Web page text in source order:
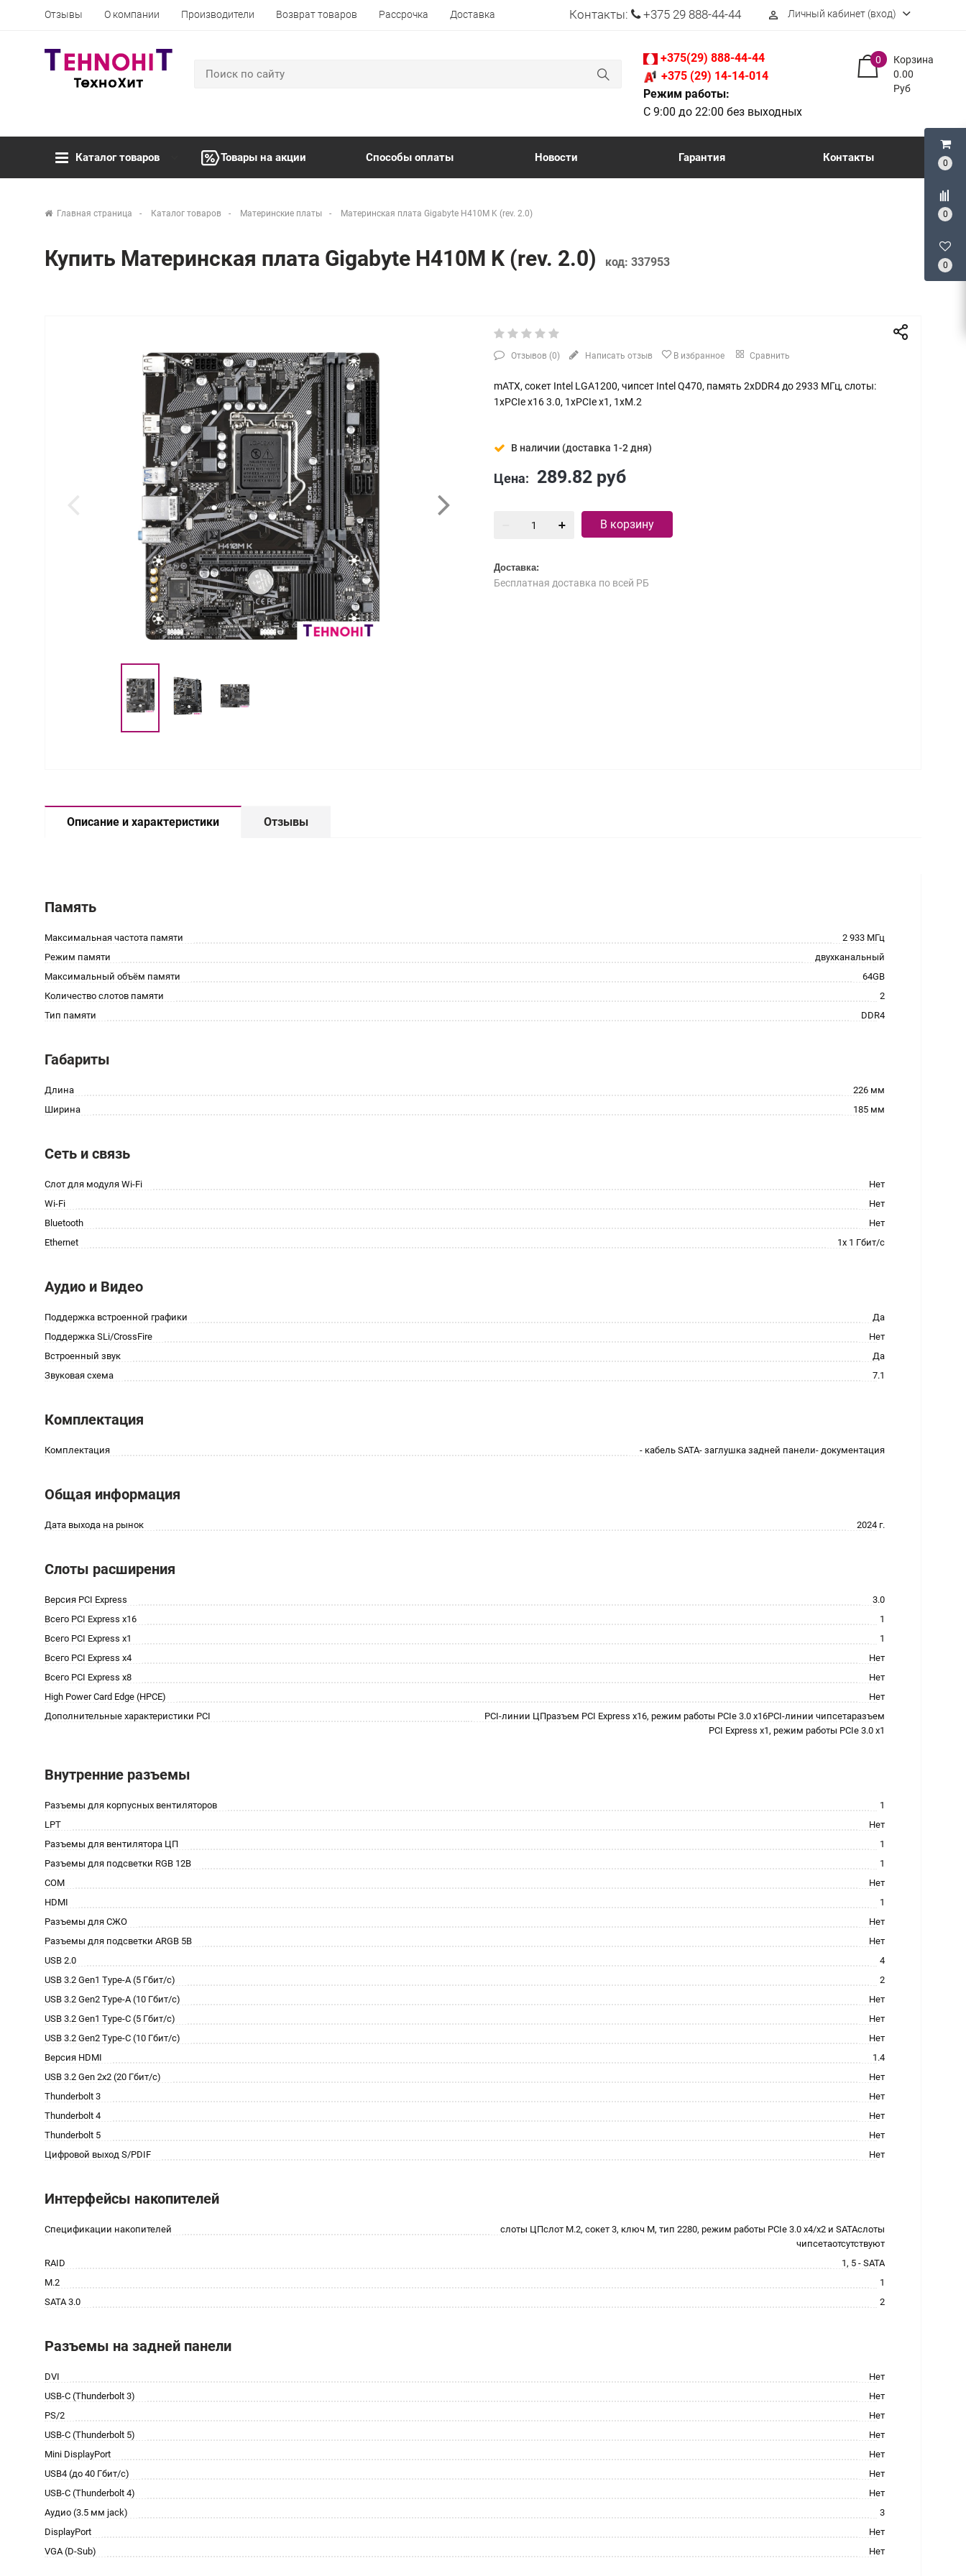
0
0
0
Отзывы О компании Производители Возврат товаров Рассрочка Доставка Контакты: +375 29 888-44-44 perm_identity Личный кабинет (вход)
+375(29) 888-44-44
+375 (29) 14-14-014
Режим работы:
С 9:00 до 22:00 без выходных
Корзина
0
0.00
Руб
Каталог товаров Товары на акции Способы оплаты Новости Гарантия Контакты
Главная страница Каталог товаров Материнские платы Материнская плата Gigabyte H410M K (rev. 2.0)
Купить Материнская плата Gigabyte H410M K (rev. 2.0) код: 337953
Отзывов (0) Написать отзыв В избранное Сравнить
mATX, сокет Intel LGA1200, чипсет Intel Q470, память 2xDDR4 до 2933 МГц, слоты:
1xPCIe x16 3.0, 1xPCIe x1, 1xM.2
В наличии (доставка 1-2 дня)
Цена: 289.82 руб
В корзину
Доставка:
Бесплатная доставка по всей РБ
Описание и характеристики Отзывы
Память
Максимальная частота памяти
2 933 МГц
Режим памяти
двухканальный
Максимальный объём памяти
64GB
Количество слотов памяти
2
Тип памяти
DDR4
Габариты
Длина
226 мм
Ширина
185 мм
Сеть и связь
Слот для модуля Wi-Fi
Нет
Wi-Fi
Нет
Bluetooth
Нет
Ethernet
1x 1 Гбит/с
Аудио и Видео
Поддержка встроенной графики
Да
Поддержка SLi/CrossFire
Нет
Встроенный звук
Да
Звуковая схема
7.1
Комплектация
Комплектация - кабель SATA- заглушка задней панели- документация
Общая информация
Дата выхода на рынок 2024 г.
Слоты расширения
Версия PCI Express
3.0
Всего PCI Express x16
1
Всего PCI Express x1
1
Всего PCI Express x4
Нет
Всего PCI Express x8
Нет
High Power Card Edge (HPCE)
Нет
Дополнительные характеристики PCI
PCI-линии ЦПразъем PCI Express x16, режим работы PCIe 3.0 x16PCI-линии чипсетаразъем
PCI Express x1, режим работы PCIe 3.0 x1
Внутренние разъемы
Разъемы для корпусных вентиляторов
1
LPT
Нет
Разъемы для вентилятора ЦП
1
Разъемы для подсветки RGB 12В
1
COM
Нет
HDMI
1
Разъемы для СЖО
Нет
Разъемы для подсветки ARGB 5В
Нет
USB 2.0
4
USB 3.2 Gen1 Type-A (5 Гбит/с)
2
USB 3.2 Gen2 Type-A (10 Гбит/с)
Нет
USB 3.2 Gen1 Type-C (5 Гбит/с)
Нет
USB 3.2 Gen2 Type-C (10 Гбит/с)
Нет
Версия HDMI
1.4
USB 3.2 Gen 2x2 (20 Гбит/с)
Нет
Thunderbolt 3
Нет
Thunderbolt 4
Нет
Thunderbolt 5
Нет
Цифровой выход S/PDIF
Нет
Интерфейсы накопителей
Спецификации накопителей
слоты ЦПслот M.2, сокет 3, ключ M, тип 2280, режим работы PCIe 3.0 x4/x2 и SATAслоты
чипсетаотсутствуют
RAID
1, 5 - SATA
M.2
1
SATA 3.0
2
Разъемы на задней панели
DVI
Нет
USB-C (Thunderbolt 3)
Нет
PS/2
Нет
USB-C (Thunderbolt 5)
Нет
Mini DisplayPort
Нет
USB4 (до 40 Гбит/с)
Нет
USB-C (Thunderbolt 4)
Нет
Аудио (3.5 мм jack)
3
DisplayPort
Нет
VGA (D-Sub)
Нет